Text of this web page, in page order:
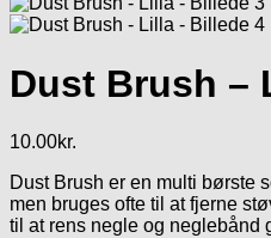
Dust Brush –
10.00kr.
Dust Brush er en multi børste
men bruges ofte til at fjerne
til at rens negle og neglebånd